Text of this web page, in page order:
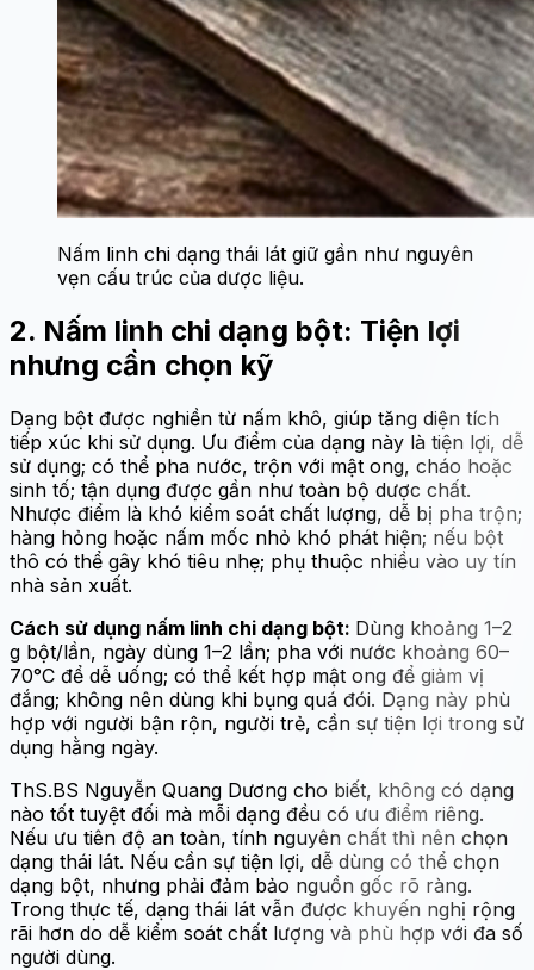
Nấm linh chi dạng thái lát giữ gần như nguyên
vẹn cấu trúc của dược liệu.
2. Nấm linh chi dạng bột: Tiện lợi
nhưng cần chọn kỹ
Dạng bột được nghiền từ nấm khô, giúp tăng diện tích
tiếp xúc khi sử dụng. Ưu điểm của dạng này là tiện lợi, dễ
sử dụng; có thể pha nước, trộn với mật ong, cháo hoặc
sinh tố; tận dụng được gần như toàn bộ dược chất.
Nhược điểm là khó kiểm soát chất lượng, dễ bị pha trộn;
hàng hỏng hoặc nấm mốc nhỏ khó phát hiện; nếu bột
thô có thể gây khó tiêu nhẹ; phụ thuộc nhiều vào uy tín
nhà sản xuất.
Cách sử dụng nấm linh chi dạng bột: Dùng khoảng 1–2
g bột/lần, ngày dùng 1–2 lần; pha với nước khoảng 60–
70°C để dễ uống; có thể kết hợp mật ong để giảm vị
đắng; không nên dùng khi bụng quá đói. Dạng này phù
hợp với người bận rộn, người trẻ, cần sự tiện lợi trong sử
dụng hằng ngày.
ThS.BS Nguyễn Quang Dương cho biết, không có dạng
nào tốt tuyệt đối mà mỗi dạng đều có ưu điểm riêng.
Nếu ưu tiên độ an toàn, tính nguyên chất thì nên chọn
dạng thái lát. Nếu cần sự tiện lợi, dễ dùng có thể chọn
dạng bột, nhưng phải đảm bảo nguồn gốc rõ ràng.
Trong thực tế, dạng thái lát vẫn được khuyến nghị rộng
rãi hơn do dễ kiểm soát chất lượng và phù hợp với đa số
người dùng.